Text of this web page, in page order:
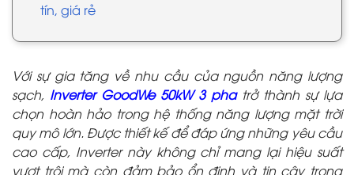
tín, giá rẻ
Với sự gia tăng về nhu cầu của nguồn năng lượng
sạch, Inverter GoodWe 50kW 3 phatrở thành sự lựa
chọn hoàn hảo trong hệ thống năng lượng mặt trời
quy mô lớn. Được thiết kế để đáp ứng những yêu cầu
cao cấp, Inverter này không chỉ mang lại hiệu suất
vượt trội mà còn đảm bảo ổn định và tin cậy trong